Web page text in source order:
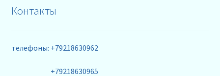
Контакты
телефоны: +79218630962
+79218630965